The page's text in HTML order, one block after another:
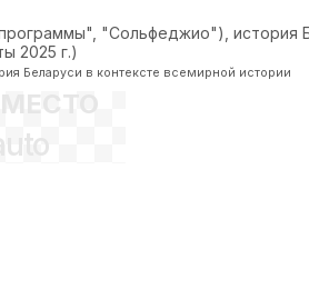
"Сольфеджио"), история
2025 г.)
Беларуси в контексте всемирной истории